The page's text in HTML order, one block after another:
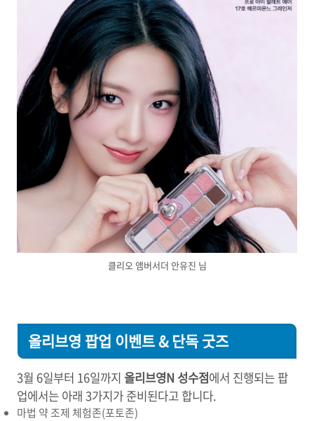
클리오 앰버서더 안유진 님
올리브영 팝업 이벤트 & 단독 굿즈
3월 6일부터 16일까지 올리브영N 성수점에서 진행되는 팝
업에서는 아래 3가지가 준비된다고 합니다.
마법 약 조제 체험존(포토존)